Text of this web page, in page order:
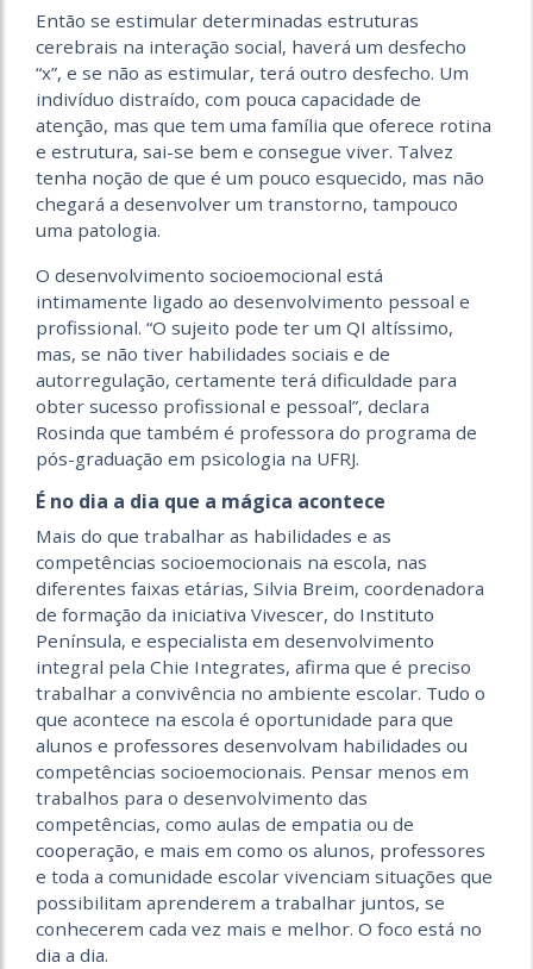
Então se estimular determinadas estruturas
cerebrais na interação social, haverá um desfecho
“x”, e se não as estimular, terá outro desfecho. Um
indivíduo distraído, com pouca capacidade de
atenção, mas que tem uma família que oferece rotina
e estrutura, sai-se bem e consegue viver. Talvez
tenha noção de que é um pouco esquecido, mas não
chegará a desenvolver um transtorno, tampouco
uma patologia.
O desenvolvimento socioemocional está
intimamente ligado ao desenvolvimento pessoal e
profissional. “O sujeito pode ter um QI altíssimo,
mas, se não tiver habilidades sociais e de
autorregulação, certamente terá dificuldade para
obter sucesso profissional e pessoal”, declara
Rosinda que também é professora do programa de
pós-graduação em psicologia na UFRJ.
É no dia a dia que a mágica acontece
Mais do que trabalhar as habilidades e as
competências socioemocionais na escola, nas
diferentes faixas etárias, Silvia Breim, coordenadora
de formação da iniciativa Vivescer, do Instituto
Península, e especialista em desenvolvimento
integral pela Chie Integrates, afirma que é preciso
trabalhar a convivência no ambiente escolar. Tudo o
que acontece na escola é oportunidade para que
alunos e professores desenvolvam habilidades ou
competências socioemocionais. Pensar menos em
trabalhos para o desenvolvimento das
competências, como aulas de empatia ou de
cooperação, e mais em como os alunos, professores
e toda a comunidade escolar vivenciam situações que
possibilitam aprenderem a trabalhar juntos, se
conhecerem cada vez mais e melhor. O foco está no
dia a dia.